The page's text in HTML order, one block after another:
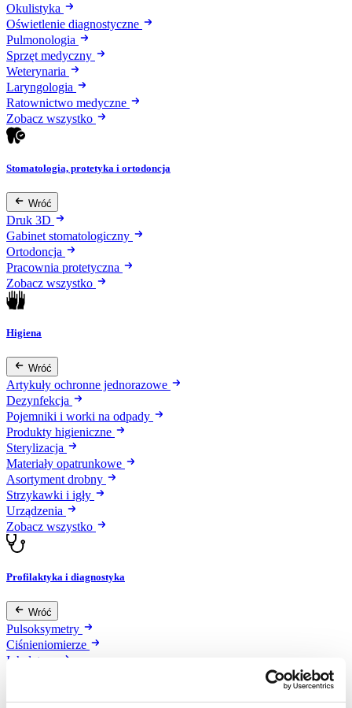
Okulistyka
Oświetlenie diagnostyczne
Pulmonologia
Sprzęt medyczny
Weterynaria
Laryngologia
Ratownictwo medyczne
Zobacz wszystko
Stomatologia, protetyka i ortodoncja
Wróć
Druk 3D
Gabinet stomatologiczny
Ortodoncja
Pracownia protetyczna
Zobacz wszystko
Higiena
Wróć
Artykuły ochronne jednorazowe
Dezynfekcja
Pojemniki i worki na odpady
Produkty higieniczne
Sterylizacja
Materiały opatrunkowe
Asortyment drobny
Strzykawki i igły
Urządzenia
Zobacz wszystko
Profilaktyka i diagnostyka
Wróć
Pulsoksymetry
Ciśnieniomierze
Inhalatory